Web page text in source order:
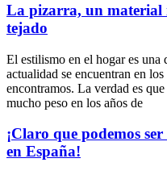
La pizarra, un material
tejado
El estilismo en el hogar es una
actualidad se encuentran en
encontramos. La verdad es
mucho peso en los años de
¡Claro que podemos
en España!